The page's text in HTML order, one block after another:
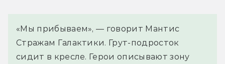
«Мы прибываем», — говорит Мантис
Стражам Галактики. Грут-подросток
сидит в кресле. Герои описывают зону